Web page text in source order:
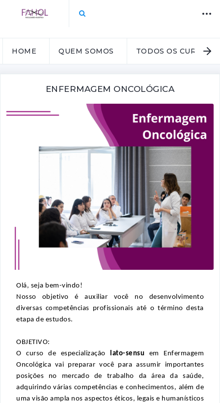
HOME QUEM SOMOS TODOS OS CURSOS
ENFERMAGEM ONCOLÓGICA
Olá, seja bem-vindo!
Nosso objetivo é auxiliar você no desenvolvimento
diversas competências profissionais até o término desta
etapa de estudos.
OBJETIVO:
O curso de especialização lato-sensu em Enfermagem
Oncológica vai preparar você para assumir importantes
posições no mercado de trabalho da área da saúde,
adquirindo várias competências e conhecimentos, além de
uma visão ampla nos aspectos éticos, legais e humanísticos